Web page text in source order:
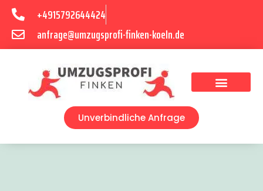
+4915792644424
anfrage@umzugsprofi-finken-koeln.de
Unverbindliche Anfrage